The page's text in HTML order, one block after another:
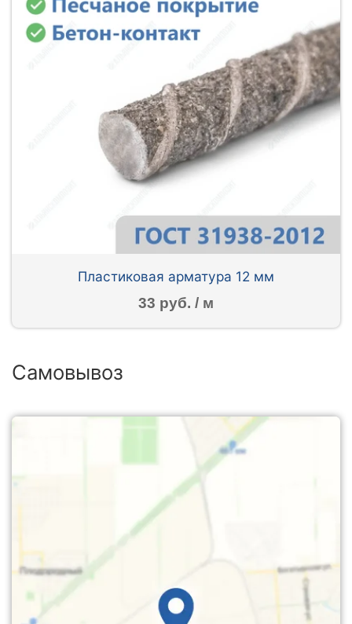
Пластиковая арматура 12 мм
33 руб. / м
Самовывоз